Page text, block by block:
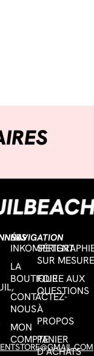
NAVIGATION
INKOMPETENT
LA
BOUTIQUE
CONTACTEZ-
NOUS
MON
COMPTE
SUR
FOIRE AUX
QUESTIONS
À
PROPOS
PANIER
D’ACHATS